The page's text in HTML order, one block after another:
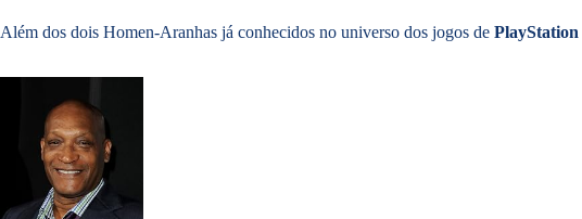
Além dos dois Homen-Aranhas já conhecidos no universo dos jogos de PlayStation